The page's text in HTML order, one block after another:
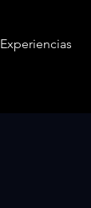
Experiencias